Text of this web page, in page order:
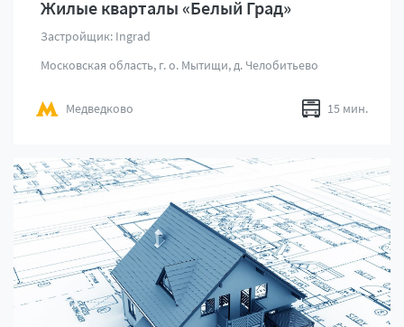
Жилые кварталы «Белый Град»
Застройщик: Ingrad
Московская область, г. о. Мытищи, д. Челобитьево
Медведково 15 мин.